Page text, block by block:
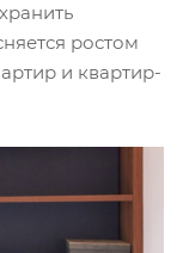
ростом
и квартир-